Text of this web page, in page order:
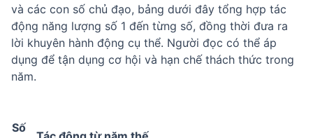
và các con số chủ đạo, bảng dưới đây tổng hợp tác
động năng lượng số 1 đến từng số, đồng thời đưa ra
lời khuyên hành động cụ thể. Người đọc có thể áp
dụng để tận dụng cơ hội và hạn chế thách thức trong
năm.
Số